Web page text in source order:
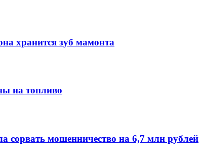
хранится зуб мамонта
на топливо
сорвать мошенничество на 6,7 млн рублей